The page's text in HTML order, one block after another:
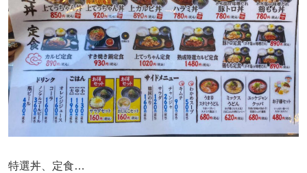
特選丼、定食…